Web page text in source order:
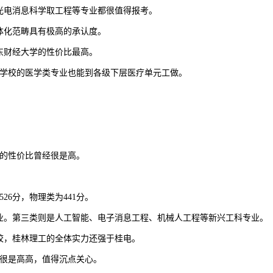
消息科学取工程等专业都很值得报考。
范畴具有极高的承认度。
经大学的性价比最高。
的医学类专业也能到各级下层医疗单元工做。
价比曾经很是高。
分，物理类为441分。
三类则是人工智能、电子消息工程、机械人工程等新兴工科专业。
桂林理工的全体实力还强于桂电。
高高，值得沉点关心。